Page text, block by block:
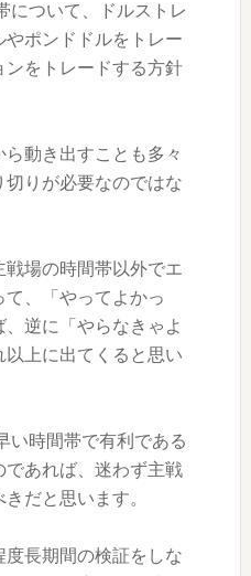
について、ドルストレ
ポンドドルをトレー
ンをトレードする方針
動き出すことも多々
りが必要なのではな
場の時間帯以外でエ
、「やってよかっ
逆に「やらなきゃよ
上に出てくると思い
い時間帯で有利である
であれば、迷わず主戦
だと思います。
長期間の検証をしな